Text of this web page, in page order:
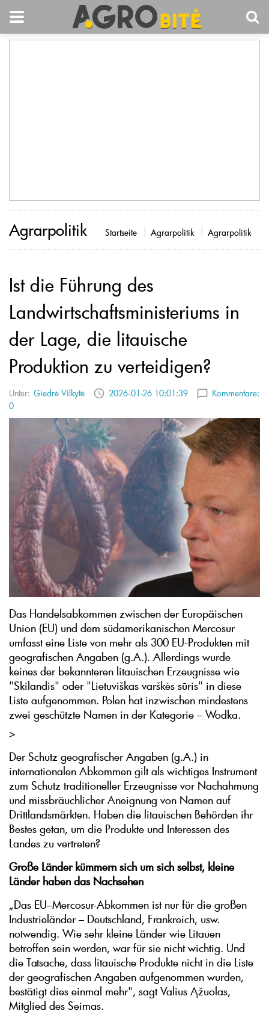
Agrarpolitik Startseite Agrarpolitik Agrarpolitik
Ist die Führung des
Landwirtschaftsministeriums in
der Lage, die litauische
Produktion zu verteidigen?
Unter: Giedrė Vilkytė 2026-01-26 10:01:39
Kommentare:
0
Das Handelsabkommen zwischen der Europäischen
Union (EU) und dem südamerikanischen Mercosur
umfasst eine Liste von mehr als 300 EU-Produkten mit
geografischen Angaben (g.A.). Allerdings wurde
keines der bekannteren litauischen Erzeugnisse wie
"Skilandis" oder "Lietuviškas varškės sūris" in diese
Liste aufgenommen. Polen hat inzwischen mindestens
zwei geschützte Namen in der Kategorie – Wodka.
>
Der Schutz geografischer Angaben (g.A.) in
internationalen Abkommen gilt als wichtiges Instrument
zum Schutz traditioneller Erzeugnisse vor Nachahmung
und missbräuchlicher Aneignung von Namen auf
Drittlandsmärkten. Haben die litauischen Behörden ihr
Bestes getan, um die Produkte und Interessen des
Landes zu vertreten?
Große Länder kümmern sich um sich selbst, kleine
Länder haben das Nachsehen
„Das EU–Mercosur-Abkommen ist nur für die großen
Industrieländer – Deutschland, Frankreich, usw.
notwendig. Wie sehr kleine Länder wie Litauen
betroffen sein werden, war für sie nicht wichtig. Und
die Tatsache, dass litauische Produkte nicht in die Liste
der geografischen Angaben aufgenommen wurden,
bestätigt dies einmal mehr", sagt Valius Ąžuolas,
Mitglied des Seimas.